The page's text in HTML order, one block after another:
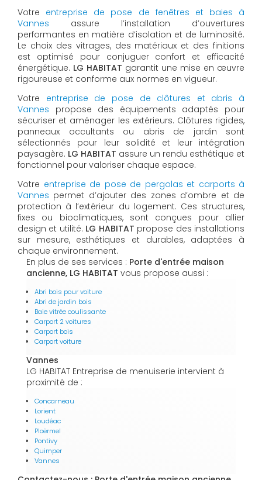
Votre entreprise de pose de fenêtres et baies à
Vannes assure l’installation d’ouvertures
performantes en matière d’isolation et de luminosité.
Le choix des vitrages, des matériaux et des finitions
est optimisé pour conjuguer confort et efficacité
énergétique. LG HABITAT garantit une mise en œuvre
rigoureuse et conforme aux normes en vigueur.
Votre entreprise de pose de clôtures et abris à
Vannes propose des équipements adaptés pour
sécuriser et aménager les extérieurs. Clôtures rigides,
panneaux occultants ou abris de jardin sont
sélectionnés pour leur solidité et leur intégration
paysagère. LG HABITAT assure un rendu esthétique et
fonctionnel pour valoriser chaque espace.
Votre entreprise de pose de pergolas et carports à
Vannes permet d’ajouter des zones d’ombre et de
protection à l’extérieur du logement. Ces structures,
fixes ou bioclimatiques, sont conçues pour allier
design et utilité. LG HABITAT propose des installations
sur mesure, esthétiques et durables, adaptées à
chaque environnement.
En plus de ses services : Porte d'entrée maison
ancienne, LG HABITAT vous propose aussi :
Abri bois pour voiture
Abri de jardin bois
Baie vitrée coulissante
Carport 2 voitures
Carport bois
Carport voiture
Vannes
LG HABITAT Entreprise de menuiserie intervient à
proximité de :
Concarneau
Lorient
Loudéac
Ploërmel
Pontivy
Quimper
Vannes